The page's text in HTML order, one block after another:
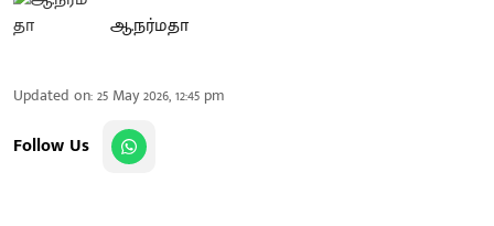
ஆ.நர்மதா
Updated on:25 May 2026, 12:45 pm
Follow Us